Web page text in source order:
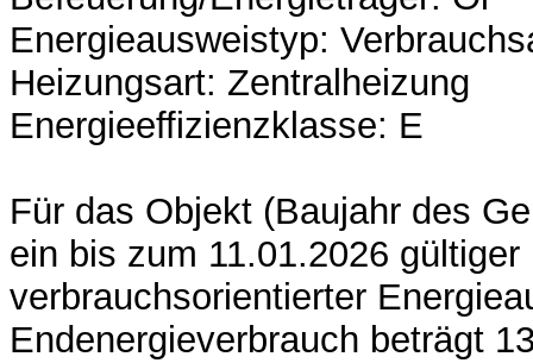
Energieausweistyp:
Heizungsart: Zentralheizung
Energieeffizienzklasse: E
Für das Objekt (Baujahr des
ein bis zum 11.01.2026 gültiger
verbrauchsorientierter
Endenergieverbrauch beträgt